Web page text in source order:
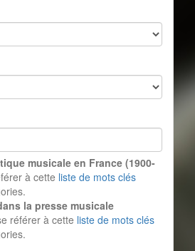
musicale en France (1900-
à cette liste de mots clés
la presse musicale
référer à cette liste de mots clés